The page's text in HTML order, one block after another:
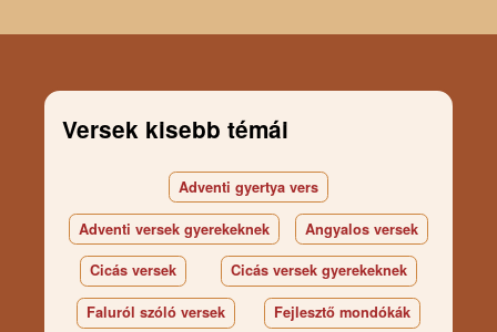
Versek kisebb témái
Adventi gyertya vers
Adventi versek gyerekeknek Angyalos versek
Cicás versek Cicás versek gyerekeknek
Faluról szóló versek Fejlesztő mondókák